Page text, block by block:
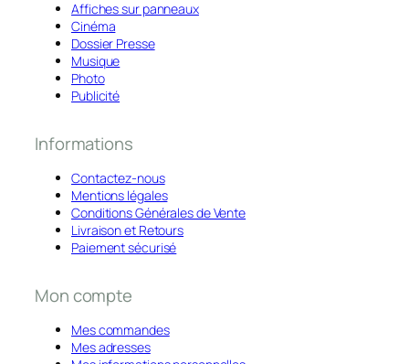
Affiches sur panneaux
Cinéma
Dossier Presse
Musique
Photo
Publicité
Informations
Contactez-nous
Mentions légales
Conditions Générales de Vente
Livraison et Retours
Paiement sécurisé
Mon compte
Mes commandes
Mes adresses